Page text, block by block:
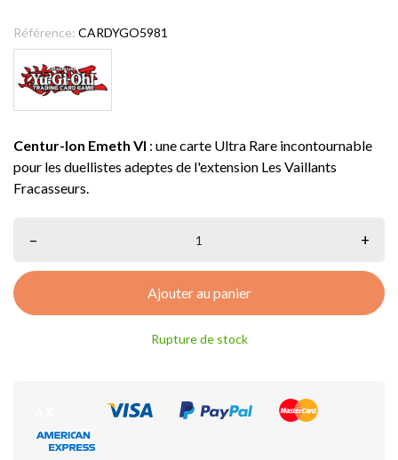
Référence: CARDYGO5981
Centur-Ion Emeth VI : une carte Ultra Rare incontournable
pour les duellistes adeptes de l'extension Les Vaillants
Fracasseurs.
– +
Ajouter au panier
Rupture de stock